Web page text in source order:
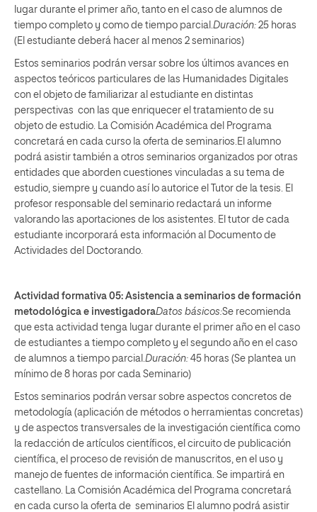
lugar durante el primer año, tanto en el caso de alumnos de
tiempo completo y como de tiempo parcial.Duración: 25 horas
(El estudiante deberá hacer al menos 2 seminarios)
Estos seminarios podrán versar sobre los últimos avances en
aspectos teóricos particulares de las Humanidades Digitales
con el objeto de familiarizar al estudiante en distintas
perspectivas con las que enriquecer el tratamiento de su
objeto de estudio. La Comisión Académica del Programa
concretará en cada curso la oferta de seminarios.El alumno
podrá asistir también a otros seminarios organizados por otras
entidades que aborden cuestiones vinculadas a su tema de
estudio, siempre y cuando así lo autorice el Tutor de la tesis. El
profesor responsable del seminario redactará un informe
valorando las aportaciones de los asistentes. El tutor de cada
estudiante incorporará esta información al Documento de
Actividades del Doctorando.
Actividad formativa 05: Asistencia a seminarios de formación
metodológica e investigadoraDatos básicos:Se recomienda
que esta actividad tenga lugar durante el primer año en el caso
de estudiantes a tiempo completo y el segundo año en el caso
de alumnos a tiempo parcial.Duración: 45 horas (Se plantea un
mínimo de 8 horas por cada Seminario)
Estos seminarios podrán versar sobre aspectos concretos de
metodología (aplicación de métodos o herramientas concretas)
y de aspectos transversales de la investigación científica como
la redacción de artículos científicos, el circuito de publicación
científica, el proceso de revisión de manuscritos, en el uso y
manejo de fuentes de información científica. Se impartirá en
castellano. La Comisión Académica del Programa concretará
en cada curso la oferta de seminarios El alumno podrá asistir